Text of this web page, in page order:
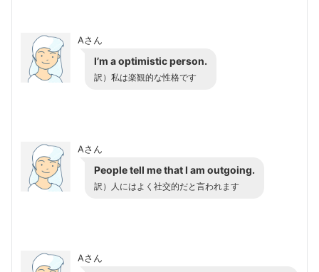
Aさん
I’m a optimistic person.
訳）私は楽観的な性格です
Aさん
People tell me that I am outgoing.
訳）人にはよく社交的だと言われます
Aさん